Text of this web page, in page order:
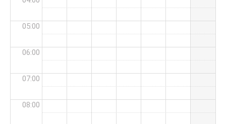
05:00
06:00
07:00
08:00